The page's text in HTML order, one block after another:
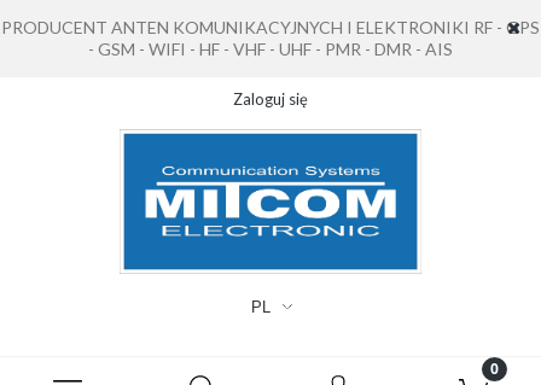
PRODUCENT ANTEN KOMUNIKACYJNYCH I ELEKTRONIKI RF - GPS
- GSM - WIFI - HF - VHF - UHF - PMR - DMR - AIS
Zaloguj się